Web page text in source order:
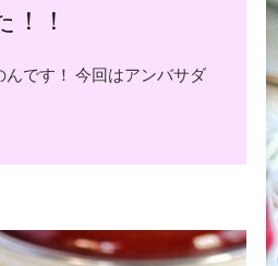
んです(*^^*) 11月も今日 …